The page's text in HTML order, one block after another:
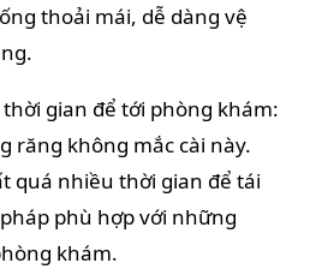
thoải mái, dễ dàng vệ
gian để tới phòng khám:
răng không mắc cài này.
quá nhiều thời gian để tái
phù hợp với những
khám.